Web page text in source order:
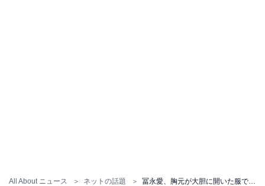
All About ニュース ネットの話題